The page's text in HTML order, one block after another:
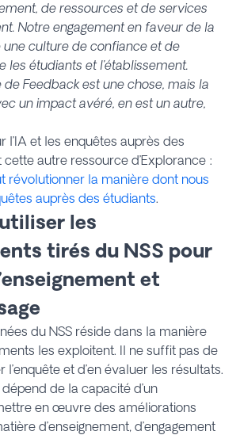
de ressources et de services
Notre engagement en faveur de la
culture de confiance et de
les étudiants et l’établissement.
Feedback est une chose, mais la
un impact avéré, en est un autre,
l’IA et les enquêtes auprès des
autre ressource d’Explorance :
révolutionner la manière dont nous
auprès des étudiants.
les
tirés du NSS pour
et
du NSS réside dans la manière
les exploitent. Il ne suffit pas de
et d’en évaluer les résultats.
dépend de la capacité d’un
en œuvre des améliorations
d’enseignement, d’engagement